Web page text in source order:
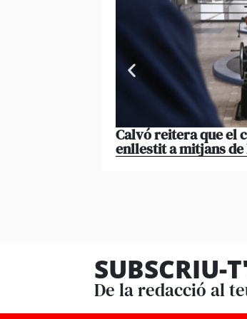
Calvó reitera que el
enllestit a mitjans de
SUBSCRIU-
De la redacció al